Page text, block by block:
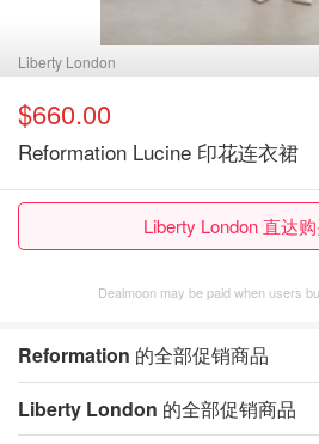
Liberty London
$660.00
Reformation Lucine 印花连衣裙
Liberty London 直达
Dealmoon may be paid when users
Reformation 的全部促销商品
Liberty London 的全部促销商品